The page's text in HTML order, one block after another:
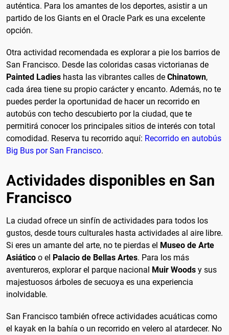
auténtica. Para los amantes de los deportes, asistir a un
partido de los Giants en el Oracle Park es una excelente
opción.
Otra actividad recomendada es explorar a pie los barrios de
San Francisco. Desde las coloridas casas victorianas de
Painted Ladies hasta las vibrantes calles de Chinatown,
cada área tiene su propio carácter y encanto. Además, no te
puedes perder la oportunidad de hacer un recorrido en
autobús con techo descubierto por la ciudad, que te
permitirá conocer los principales sitios de interés con total
comodidad. Reserva tu recorrido aquí: Recorrido en autobús
Big Bus por San Francisco.
Actividades disponibles en San
Francisco
La ciudad ofrece un sinfín de actividades para todos los
gustos, desde tours culturales hasta actividades al aire libre.
Si eres un amante del arte, no te pierdas el Museo de Arte
Asiático o el Palacio de Bellas Artes. Para los más
aventureros, explorar el parque nacional Muir Woods y sus
majestuosos árboles de secuoya es una experiencia
inolvidable.
San Francisco también ofrece actividades acuáticas como
el kayak en la bahía o un recorrido en velero al atardecer. No